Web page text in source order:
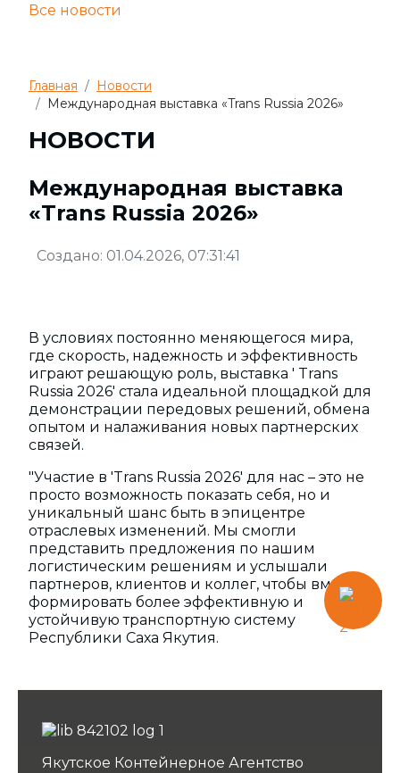
Все новости
Главная
Новости
Международная выставка «Trans Russia 2026»
НОВОСТИ
Международная выставка
«Trans Russia 2026»
Создано: 01.04.2026, 07:31:41
В условиях постоянно меняющегося мира,
где скорость, надежность и эффективность
играют решающую роль, выставка ' Trans
Russia 2026' стала идеальной площадкой для
демонстрации передовых решений, обмена
опытом и налаживания новых партнерских
связей.
"Участие в 'Trans Russia 2026' для нас – это не
просто возможность показать себя, но и
уникальный шанс быть в эпицентре
отраслевых изменений. Мы смогли
представить предложения по нашим
логистическим решениям и услышали
партнеров, клиентов и коллег, чтобы вместе
формировать более эффективную и
устойчивую транспортную систему
Республики Саха Якутия.
Якутское Контейнерное Агентство